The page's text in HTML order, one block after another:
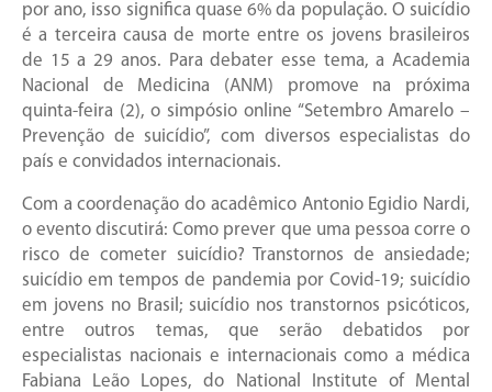
por ano, isso significa quase 6% da população. O suicídio
é a terceira causa de morte entre os jovens brasileiros
de 15 a 29 anos. Para debater esse tema, a Academia
Nacional de Medicina (ANM) promove na próxima
quinta-feira (2), o simpósio online “Setembro Amarelo –
Prevenção de suicídio”, com diversos especialistas do
país e convidados internacionais.
Com a coordenação do acadêmico Antonio Egidio Nardi,
o evento discutirá: Como prever que uma pessoa corre o
risco de cometer suicídio? Transtornos de ansiedade;
suicídio em tempos de pandemia por Covid-19; suicídio
em jovens no Brasil; suicídio nos transtornos psicóticos,
entre outros temas, que serão debatidos por
especialistas nacionais e internacionais como a médica
Fabiana Leão Lopes, do National Institute of Mental